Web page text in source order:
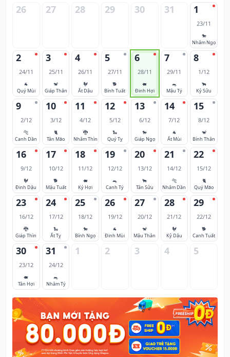
26 27 28 29 30 31 1
23/11
🐎
Nhâm Ngọ
2
24/11
🐐
Quý Mùi
3
25/11
🐒
Giáp Thân
4
26/11
🐓
Ất Dậu
5
27/11
🐕
Bính Tuất
6
28/11
🐖
Đinh Hợi
7
29/11
🐀
Mậu Tý
8
1/12
🐂
Kỷ Sửu
9
2/12
🐅
Canh Dần
10
3/12
🐈
Tân Mão
11
4/12
🐉
Nhâm Thìn
12
5/12
🐍
Quý Tỵ
13
6/12
🐎
Giáp Ngọ
14
7/12
🐐
Ất Mùi
15
8/12
🐒
Bính Thân
16
9/12
🐓
Đinh Dậu
17
10/12
🐕
Mậu Tuất
18
11/12
🐖
Kỷ Hợi
19
12/12
🐀
Canh Tý
20
13/12
🐂
Tân Sửu
21
14/12
🐅
Nhâm Dần
22
15/12
🐈
Quý Mão
23
16/12
🐉
Giáp Thìn
24
17/12
🐍
Ất Tỵ
25
18/12
🐎
Bính Ngọ
26
19/12
🐐
Đinh Mùi
27
20/12
🐒
Mậu Thân
28
21/12
🐓
Kỷ Dậu
29
22/12
🐕
Canh Tuất
30
23/12
🐖
Tân Hợi
31
24/12
🐀
Nhâm Tý
1 2 3 4 5